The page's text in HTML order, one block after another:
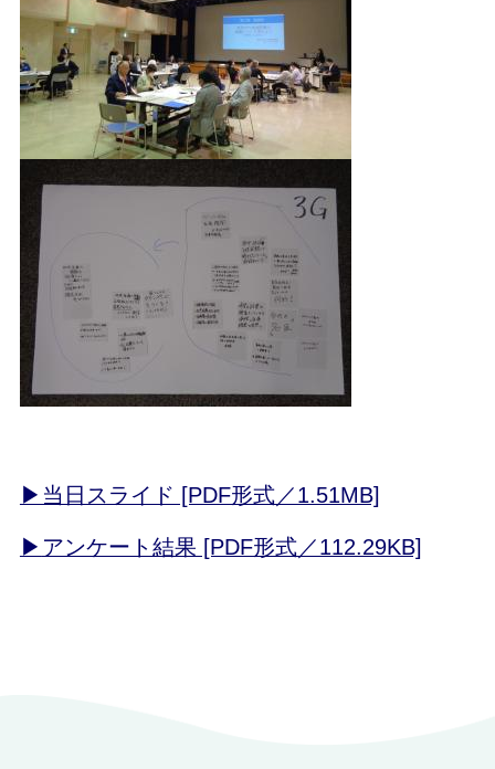
▶当日スライド [PDF形式／1.51MB]
▶ アンケート結果 [PDF形式／112.29KB]